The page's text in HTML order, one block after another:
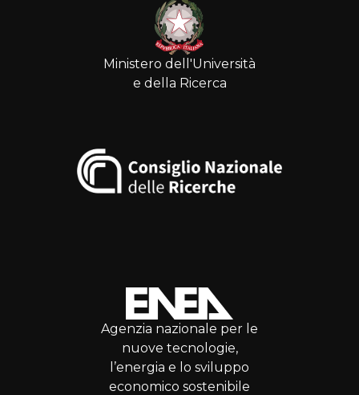
Ministero dell'Università
e della Ricerca
Agenzia nazionale per le
nuove tecnologie,
l’energia e lo sviluppo
economico sostenibile